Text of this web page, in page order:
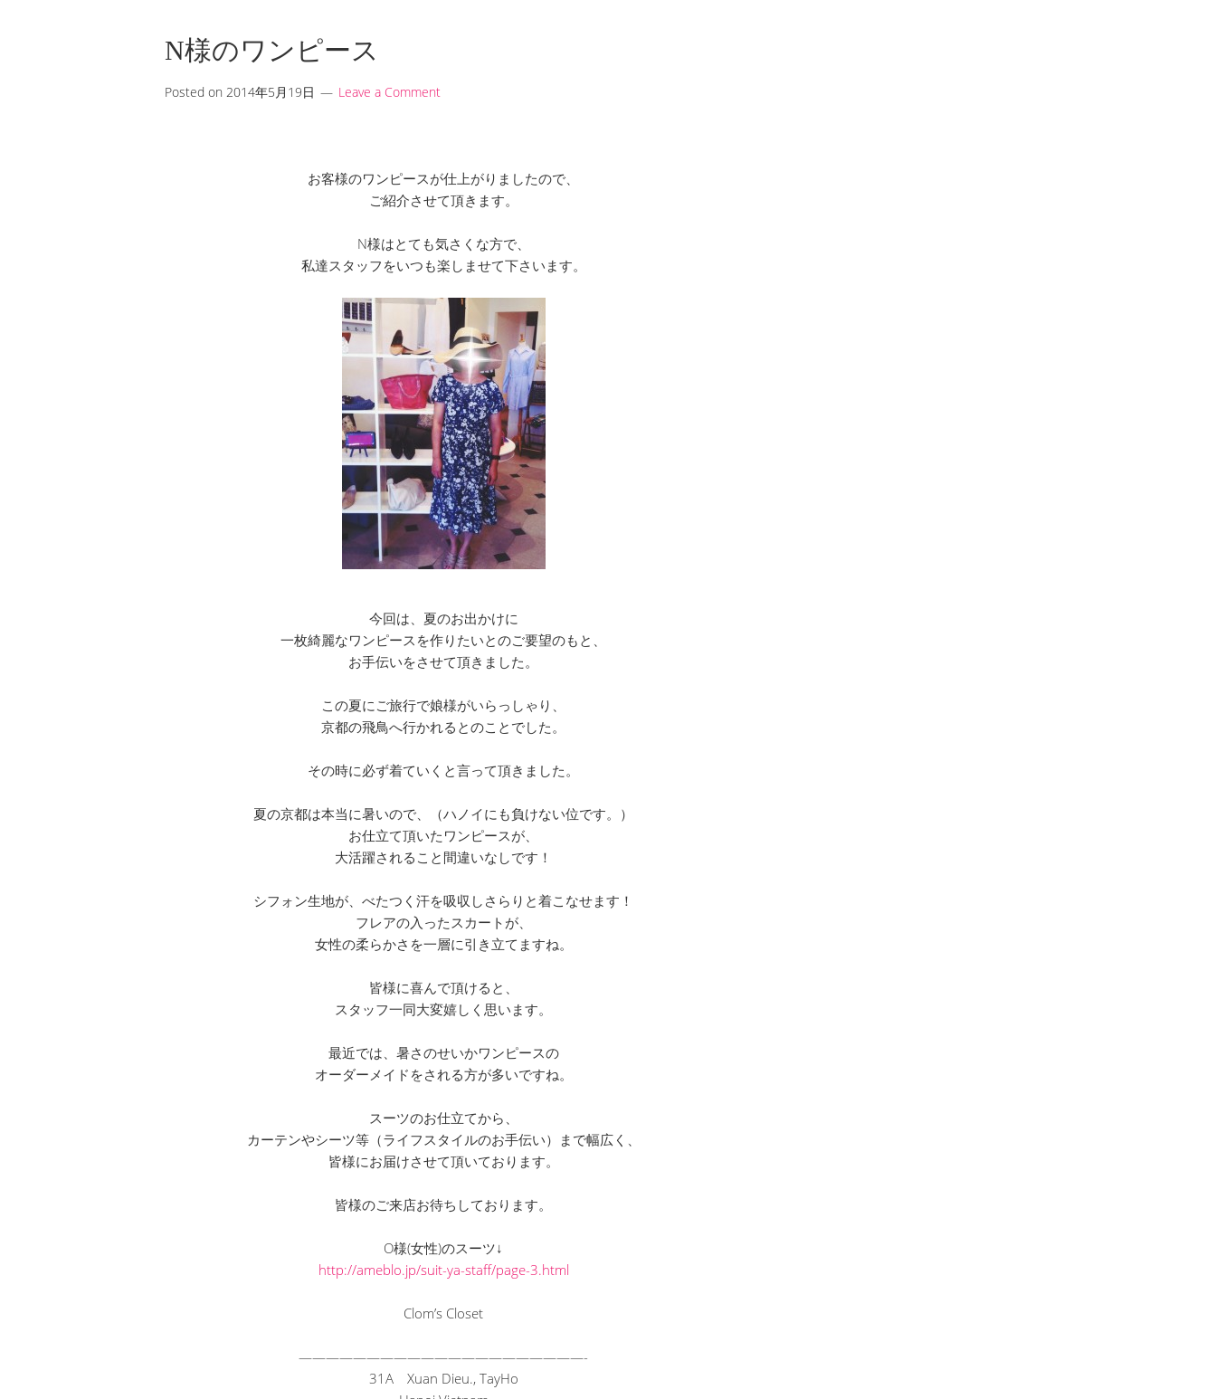
N様のワンピース
Posted on 2014年5月19日 Leave a Comment
お客様のワンピースが仕上がりましたので、
ご紹介させて頂きます。
N様はとても気さくな方で、
私達スタッフをいつも楽しませて下さいます。
今回は、夏のお出かけに
一枚綺麗なワンピースを作りたいとのご要望のもと、
お手伝いをさせて頂きました。
この夏にご旅行で娘様がいらっしゃり、
京都の飛鳥へ行かれるとのことでした。
その時に必ず着ていくと言って頂きました。
夏の京都は本当に暑いので、（ハノイにも負けない位です。）
お仕立て頂いたワンピースが、
大活躍されること間違いなしです！
シフォン生地が、べたつく汗を吸収しさらりと着こなせます！
フレアの入ったスカートが、
女性の柔らかさを一層に引き立てますね。
皆様に喜んで頂けると、
スタッフ一同大変嬉しく思います。
最近では、暑さのせいかワンピースの
オーダーメイドをされる方が多いですね。
スーツのお仕立てから、
カーテンやシーツ等（ライフスタイルのお手伝い）まで幅広く、
皆様にお届けさせて頂いております。
皆様のご来店お待ちしております。
O様(女性)のスーツ↓
http://ameblo.jp/suit-ya-staff/page-3.html
Clom’s Closet
—————————————————————-
31A Xuan Dieu., TayHo